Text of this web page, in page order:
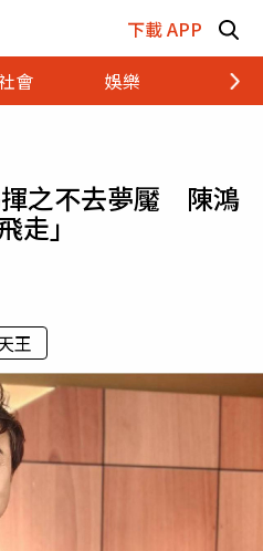
下載 APP
會 娛樂 財經
之不去夢魘 陳鴻
走」
王